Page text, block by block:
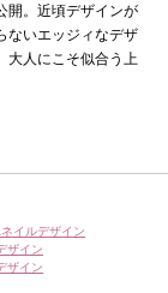
開。近頃デザインが
ないエッジィなデザ
大人にこそ似合う上
イルデザイン
ザイン
ザイン